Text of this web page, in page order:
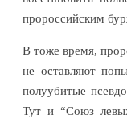
пророссийским
В тоже время,
не оставляют
полуубитые
Тут и “Союз